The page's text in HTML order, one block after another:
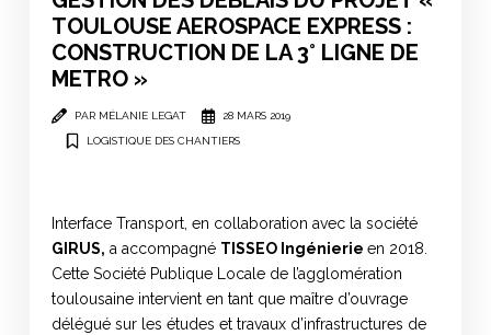
TOULOUSE AEROSPACE EXPRESS :
CONSTRUCTION DE LA 3° LIGNE DE
METRO »
PAR MÉLANIE LEGAT 28 MARS 2019
LOGISTIQUE DES CHANTIERS
Interface Transport, en collaboration avec la société
GIRUS, a accompagné TISSEO Ingénierie en 2018.
Cette Société Publique Locale de l’agglomération
toulousaine intervient en tant que maître d’ouvrage
délégué sur les études et travaux d’infrastructures de